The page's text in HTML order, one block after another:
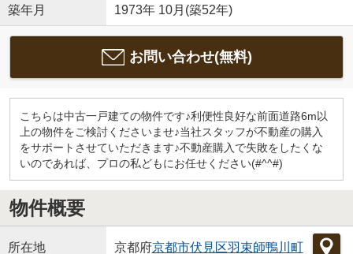
築年月 1973年 10月(築52年)
お問い合わせ(無料)
こちらは中古一戸建ての物件です♪利便性良好な前面道路6m以
上の物件をご検討くださいませ♪当社スタッフが不動産の購入
をサポートさせていただきます♪不動産購入で失敗をしたくな
いのであれば、プロの私どもにお任せください(#^^#)
物件概要
所在地 京都府京都市伏見区羽束師鴨川町